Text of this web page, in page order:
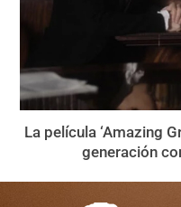
La película ‘Amazing
generación